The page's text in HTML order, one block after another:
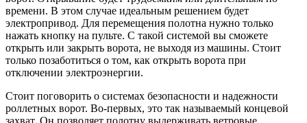
времени. В этом случае идеальным решением будет
электропривод. Для перемещения полотна нужно только
нажать кнопку на пульте. С такой системой вы сможете
открыть или закрыть ворота, не выходя из машины. Стоит
только позаботиться о том, как открыть ворота при
отключении электроэнергии.
Стоит поговорить о системах безопасности и надежности
роллетных ворот. Во-первых, это так называемый концевой
захват. Он позволяет полотну выдерживать ветровые